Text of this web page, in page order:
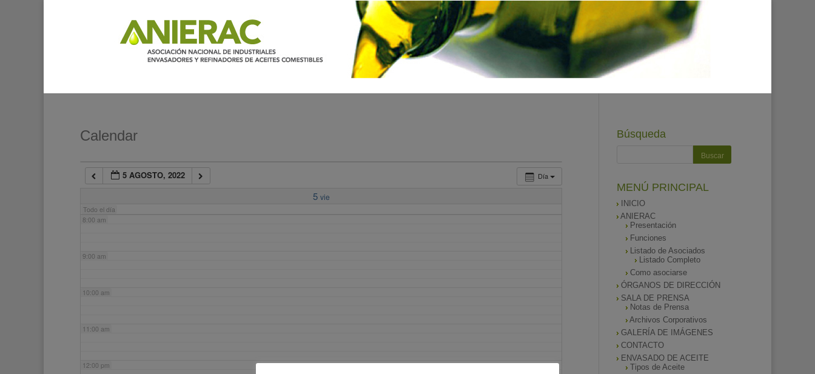
Calendar
Día
5 AGOSTO, 2022
5 vie
Todo el día
7:00 am
8:00 am
9:00 am
10:00 am
11:00 am
12:00 pm
Búsqueda
MENÚ PRINCIPAL
INICIO
ANIERAC
Presentación
Funciones
Listado de Asociados
Listado Completo
Como asociarse
ÓRGANOS DE DIRECCIÓN
SALA DE PRENSA
Notas de Prensa
Archivos Corporativos
GALERÍA DE IMÁGENES
CONTACTO
ENVASADO DE ACEITE
Tipos de Aceite